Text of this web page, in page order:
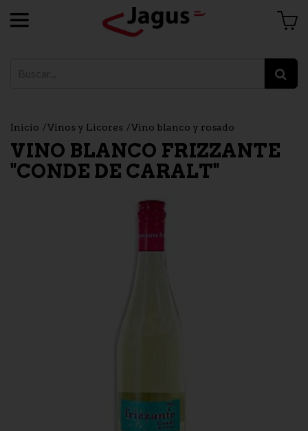
Inicio Vinos y Licores Vino blanco y rosado
VINO BLANCO FRIZZANTE
"CONDE DE CARALT"